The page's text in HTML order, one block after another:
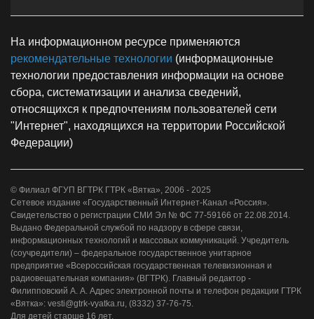
На информационном ресурсе применяются
рекомендательные технологии (информационные
технологии предоставления информации на основе
сбора, систематизации и анализа сведений,
относящихся к предпочтениям пользователей сети
"Интернет", находящихся на территории Российской
Федерации)
© Филиал ФГУП ВГТРК ГТРК «Вятка», 2006 - 2025
Сетевое издание «Государственный Интернет-Канал «Россия».
Свидетельство о регистрации СМИ Эл № ФС 77-59166 от 22.08.2014.
Выдано Федеральной службой по надзору в сфере связи,
информационных технологий и массовых коммуникаций. Учредитель
(соучредители) – федеральное государственное унитарное
предприятие «Всероссийская государственная телевизионная и
радиовещательная компания» (ВГТРК). Главный редактор -
Филипповский А. А. Адрес электронной почты и телефон редакции ГТРК
«Вятка»: vesti@gtrk-vyatka.ru, (8332) 37-76-75.
Для детей старше 16 лет.